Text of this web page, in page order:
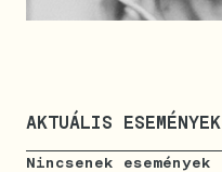
Nincsenek események
AKTUÁLIS ESEMÉNYEK